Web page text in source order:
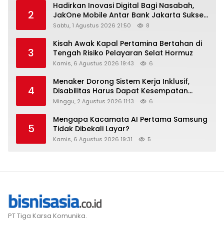
2
Hadirkan Inovasi Digital Bagi Nasabah,
JakOne Mobile Antar Bank Jakarta Sukses
Raih Digital Excellence Awards 2026
Sabtu, 1 Agustus 2026 21:50 8
3
Kisah Awak Kapal Pertamina Bertahan di
Tengah Risiko Pelayaran Selat Hormuz
Kamis, 6 Agustus 2026 19:43 6
4
Menaker Dorong Sistem Kerja Inklusif,
Disabilitas Harus Dapat Kesempatan
Setara
Minggu, 2 Agustus 2026 11:13 6
5
Mengapa Kacamata AI Pertama Samsung
Tidak Dibekali Layar?
Kamis, 6 Agustus 2026 19:31 5
PT Tiga Karsa Komunika.